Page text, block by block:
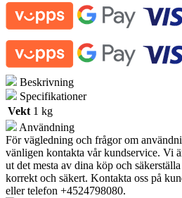
pakning
antall
Beskrivning
Specifikationer
Vekt 1 kg
Användning
För vägledning och frågor om
vänligen kontakta vår kundservice. Vi
ut det mesta av dina köp och
korrekt och säkert. Kontakta oss på
eller telefon +4524798080.